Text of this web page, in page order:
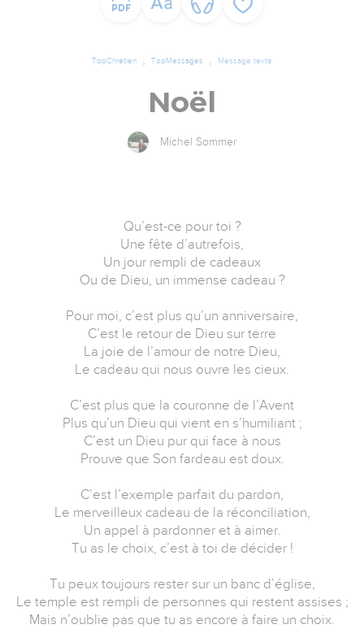
TopChrétien TopMessages Message texte
Noël
Michel Sommer
Qu’est-ce pour toi ?
Une fête d’autrefois,
Un jour rempli de cadeaux
Ou de Dieu, un immense cadeau ?
Pour moi, c’est plus qu’un anniversaire,
C’est le retour de Dieu sur terre
La joie de l’amour de notre Dieu,
Le cadeau qui nous ouvre les cieux.
C’est plus que la couronne de l’Avent
Plus qu’un Dieu qui vient en s’humiliant ;
C’est un Dieu pur qui face à nous
Prouve que Son fardeau est doux.
C’est l’exemple parfait du pardon,
Le merveilleux cadeau de la réconciliation,
Un appel à pardonner et à aimer.
Tu as le choix, c’est à toi de décider !
Tu peux toujours rester sur un banc d’église,
Le temple est rempli de personnes qui restent assises ;
Mais n’oublie pas que tu as encore à faire un choix.